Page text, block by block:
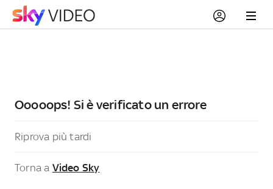
Ooooops! Si è verificato un errore
Riprova più tardi
Torna a Video Sky